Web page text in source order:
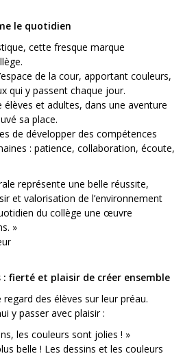
le quotidien
cette fresque marque
de la cour, apportant couleurs,
qui y passent chaque jour.
élèves et adultes, dans une aventure
sa place.
de développer des compétences
: patience, collaboration, écoute,
représente une belle réussite,
et valorisation de l’environnement
du collège une œuvre
»
: fierté et plaisir de créer ensemble
des élèves sur leur préau.
y passer avec plaisir :
les couleurs sont jolies ! »
belle ! Les dessins et les couleurs